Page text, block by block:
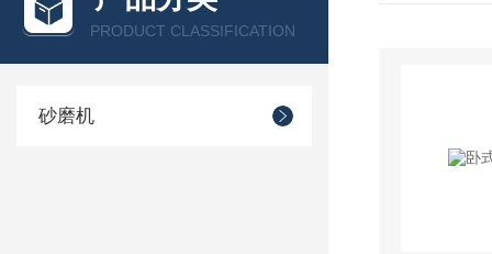
PRODUCT CLASSIFICATION
砂磨机